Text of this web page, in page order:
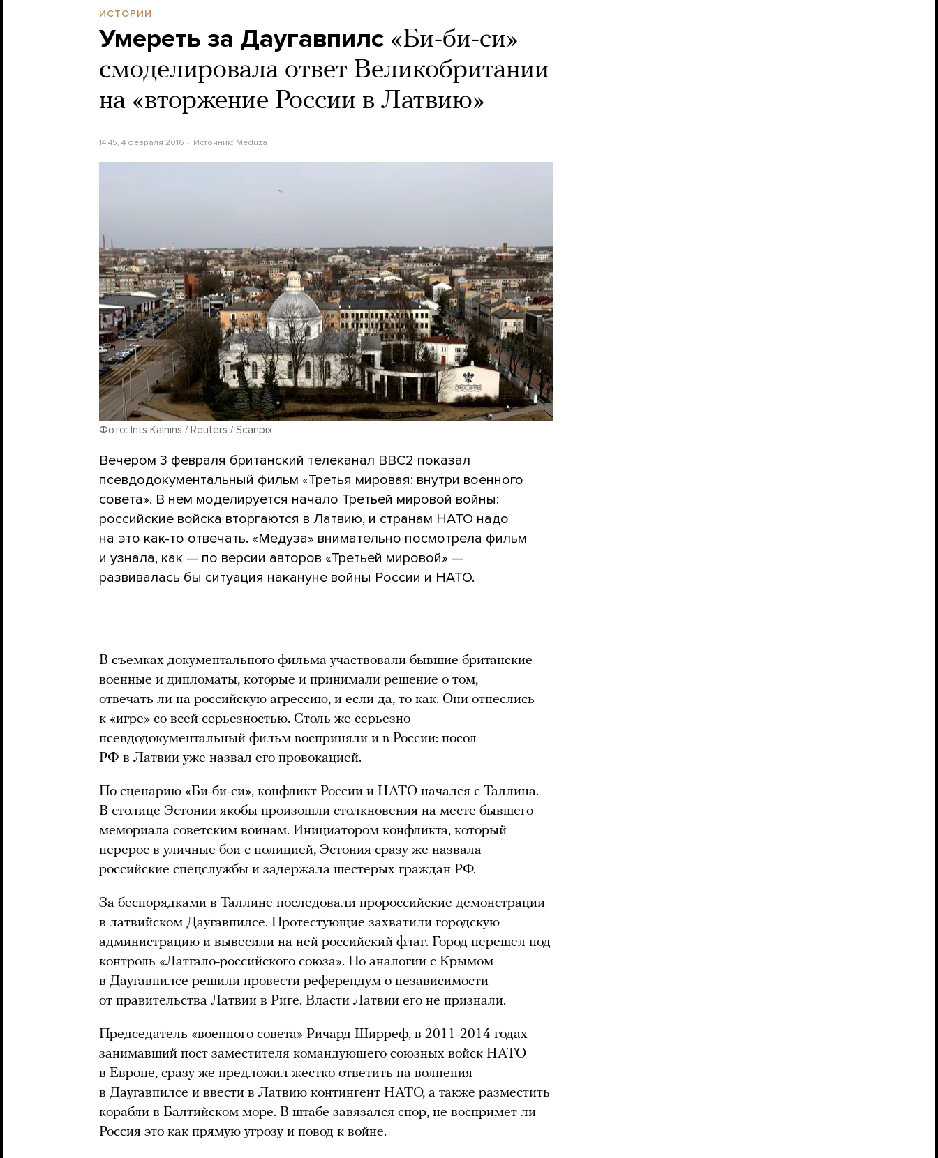
ИСТОРИИ
Умереть за Даугавпилс «Би-би-си»
смоделировала ответ Великобритании
на «вторжение России в Латвию»
14:45, 4 февраля 2016 Источник: Meduza
Фото: Ints Kalnins / Reuters / Scanpix
Вечером 3 февраля британский телеканал BBC2 показал
псевдодокументальный фильм «Третья мировая: внутри военного
совета». В нем моделируется начало Третьей мировой войны:
российские войска вторгаются в Латвию, и странам НАТО надо
на это как-то отвечать. «Медуза» внимательно посмотрела фильм
и узнала, как — по версии авторов «Третьей мировой» —
развивалась бы ситуация накануне войны России и НАТО.
В съемках документального фильма участвовали бывшие британские
военные и дипломаты, которые и принимали решение о том,
отвечать ли на российскую агрессию, и если да, то как. Они отнеслись
к «игре» со всей серьезностью. Столь же серьезно
псевдодокументальный фильм восприняли и в России: посол
РФ в Латвии уже назвал его провокацией.
По сценарию «Би-би-си», конфликт России и НАТО начался с Таллина.
В столице Эстонии якобы произошли столкновения на месте бывшего
мемориала советским воинам. Инициатором конфликта, который
перерос в уличные бои с полицией, Эстония сразу же назвала
российские спецслужбы и задержала шестерых граждан РФ.
За беспорядками в Таллине последовали пророссийские демонстрации
в латвийском Даугавпилсе. Протестующие захватили городскую
администрацию и вывесили на ней российский флаг. Город перешел под
контроль «Латгало-российского союза». По аналогии с Крымом
в Даугавпилсе решили провести референдум о независимости
от правительства Латвии в Риге. Власти Латвии его не признали.
Председатель «военного совета» Ричард Ширреф, в 2011-2014 годах
занимавший пост заместителя командующего союзных войск НАТО
в Европе, сразу же предложил жестко ответить на волнения
в Даугавпилсе и ввести в Латвию контингент НАТО, а также разместить
корабли в Балтийском море. В штабе завязался спор, не воспримет ли
Россия это как прямую угрозу и повод к войне.